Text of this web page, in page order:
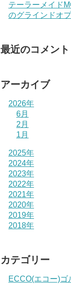
テーラーメイド
のグラインドオ
最近のコメント
アーカイブ
2026年
6月
2月
1月
2025年
2024年
2023年
2022年
2021年
2020年
2019年
2018年
カテゴリー
ECCO(エコー)ゴ